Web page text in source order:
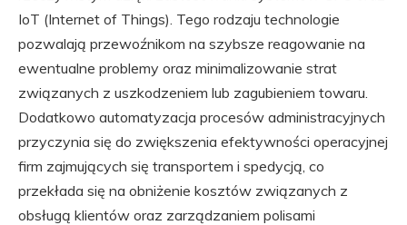
IoT (Internet of Things). Tego rodzaju technologie
pozwalają przewoźnikom na szybsze reagowanie na
ewentualne problemy oraz minimalizowanie strat
związanych z uszkodzeniem lub zagubieniem towaru.
Dodatkowo automatyzacja procesów administracyjnych
przyczynia się do zwiększenia efektywności operacyjnej
firm zajmujących się transportem i spedycją, co
przekłada się na obniżenie kosztów związanych z
obsługą klientów oraz zarządzaniem polisami